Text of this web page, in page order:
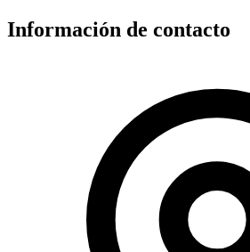
Información de contacto